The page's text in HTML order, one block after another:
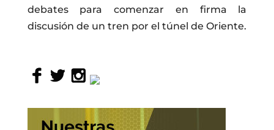
debates para comenzar en firma la
discusión de un tren por el túnel de Oriente.